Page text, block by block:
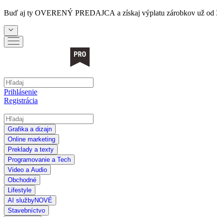
Buď aj ty OVERENÝ PREDAJCA a získaj výplatu zárobkov už
Prihlásenie
Registrácia
Grafika a dizajn
Online marketing
Preklady a texty
Programovanie a Tech
Video a Audio
Obchodné
Lifestyle
AI službyNOVÉ
Stavebníctvo